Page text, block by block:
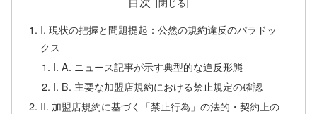
I. 現状の把握と問題提起：公然の規約違反のパラドッ
クス
I. A. ニュース記事が示す典型的な違反形態
I. B. 主要な加盟店規約における禁止規定の確認
II. 加盟店規約に基づく「禁止行為」の法的・契約上の